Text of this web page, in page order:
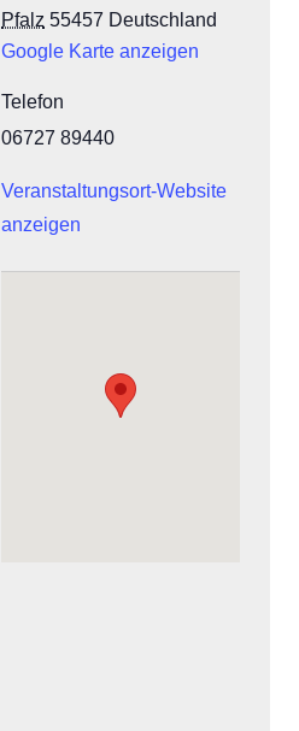
Pfalz 55457 Deutschland
Google Karte anzeigen
Telefon
06727 89440
Veranstaltungsort-Website
anzeigen